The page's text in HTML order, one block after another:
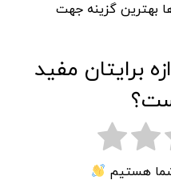
بهترین گزینه جهت
برایتان مفید
هستیم